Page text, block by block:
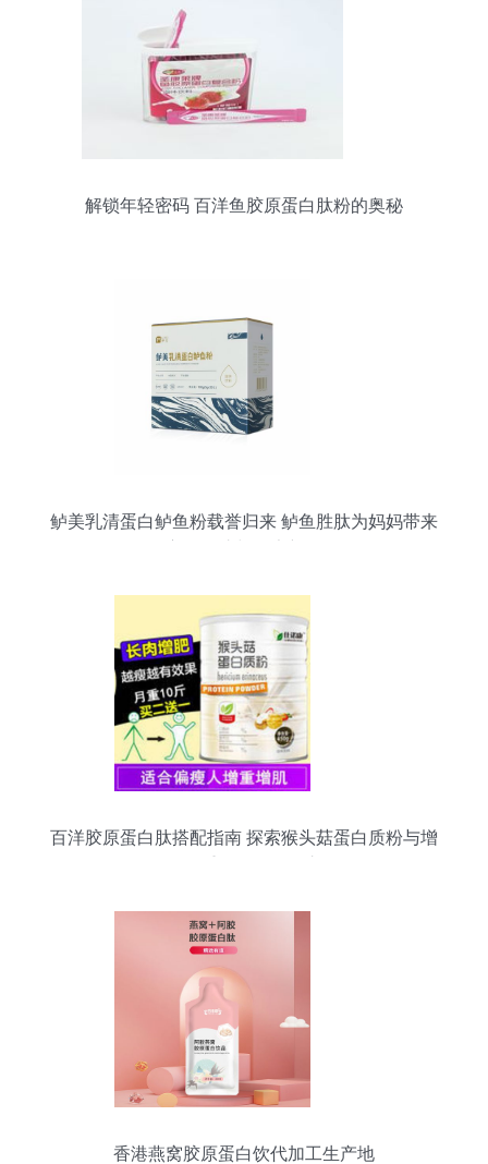
解锁年轻密码 百洋鱼胶原蛋白肽粉的奥秘
鲈美乳清蛋白鲈鱼粉载誉归来 鲈鱼胜肽为妈妈带来
百洋胶原蛋白肽搭配指南 探索猴头菇蛋白质粉与增
香港燕窝胶原蛋白饮代加工生产地